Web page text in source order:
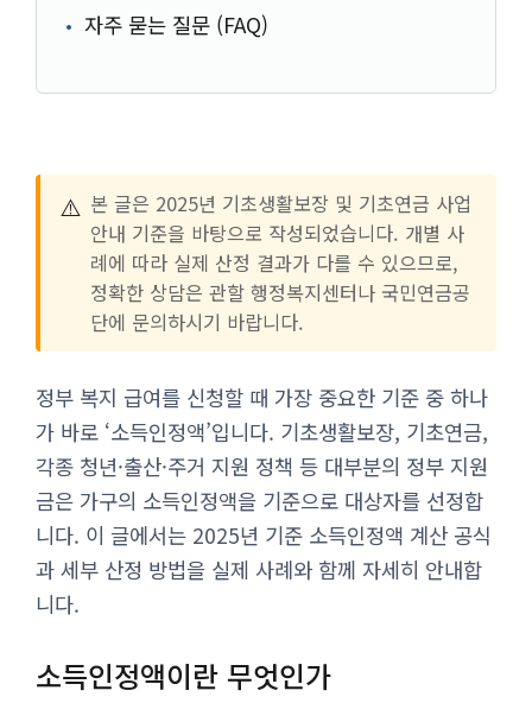
자주 묻는 질문 (FAQ)
⚠️ 본 글은 2025년 기초생활보장 및 기초연금 사업
안내 기준을 바탕으로 작성되었습니다. 개별 사
례에 따라 실제 산정 결과가 다를 수 있으므로,
정확한 상담은 관할 행정복지센터나 국민연금공
단에 문의하시기 바랍니다.
정부 복지 급여를 신청할 때 가장 중요한 기준 중 하나
가 바로 ‘소득인정액’입니다. 기초생활보장, 기초연금,
각종 청년·출산·주거 지원 정책 등 대부분의 정부 지원
금은 가구의 소득인정액을 기준으로 대상자를 선정합
니다. 이 글에서는 2025년 기준 소득인정액 계산 공식
과 세부 산정 방법을 실제 사례와 함께 자세히 안내합
니다.
소득인정액이란 무엇인가